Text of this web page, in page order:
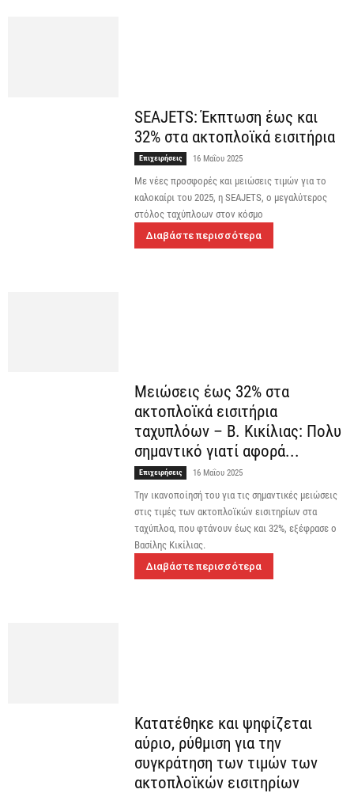
SEAJETS: Έκπτωση έως και
32% στα ακτοπλοϊκά εισιτήρια
Επιχειρήσεις 16 Μαΐου 2025
Με νέες προσφορές και μειώσεις τιμών για το
καλοκαίρι του 2025, η SEAJETS, ο μεγαλύτερος
στόλος ταχύπλοων στον κόσμο
Διαβάστε περισσότερα
Μειώσεις έως 32% στα
ακτοπλοϊκά εισιτήρια
ταχυπλόων – Β. Κικίλιας: Πολυ
σημαντικό γιατί αφορά...
Επιχειρήσεις 16 Μαΐου 2025
Την ικανοποίησή του για τις σημαντικές μειώσεις
στις τιμές των ακτοπλοϊκών εισιτηρίων στα
ταχύπλοα, που φτάνουν έως και 32%, εξέφρασε ο
Βασίλης Κικίλιας.
Διαβάστε περισσότερα
Κατατέθηκε και ψηφίζεται
αύριο, ρύθμιση για την
συγκράτηση των τιμών των
ακτοπλοϊκών εισιτηρίων